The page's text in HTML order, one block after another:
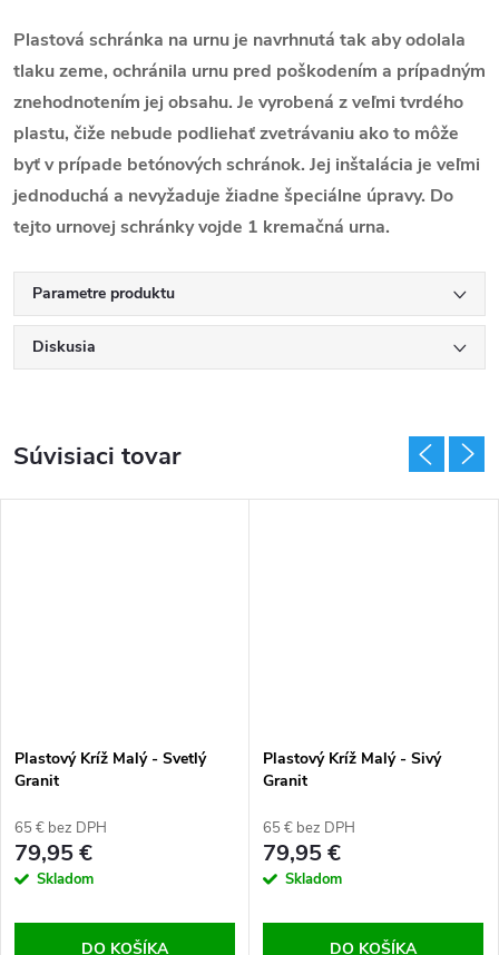
Plastová schránka na urnu je navrhnutá tak aby odolala
tlaku zeme, ochránila urnu pred poškodením a prípadným
znehodnotením jej obsahu. Je vyrobená z veľmi tvrdého
plastu, čiže nebude podliehať zvetrávaniu ako to môže
byť v prípade betónových schránok. Jej inštalácia je veľmi
jednoduchá a nevyžaduje žiadne špeciálne úpravy. Do
tejto urnovej schránky vojde 1 kremačná urna.
Parametre produktu
Diskusia
Súvisiaci tovar
Plastový Kríž Malý - Svetlý
Granit
65 € bez DPH
79,95 €
Skladom
DO KOŠÍKA
Plastový Kríž Malý - Sivý
Granit
65 € bez DPH
79,95 €
Skladom
DO KOŠÍKA